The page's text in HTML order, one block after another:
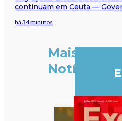
continuam em Ceuta —
há 34 minutos
Mais
Notícias